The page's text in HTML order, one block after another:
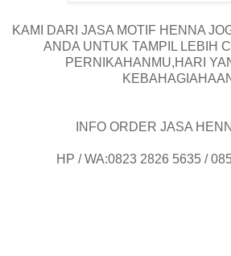
KAMI DARI JASA MOTIF HENNA
ANDA UNTUK TAMPIL LEBIH
PERNIKAHANMU,HARI
INFO ORDER JASA
HP / WA:0823 2826 5635 /